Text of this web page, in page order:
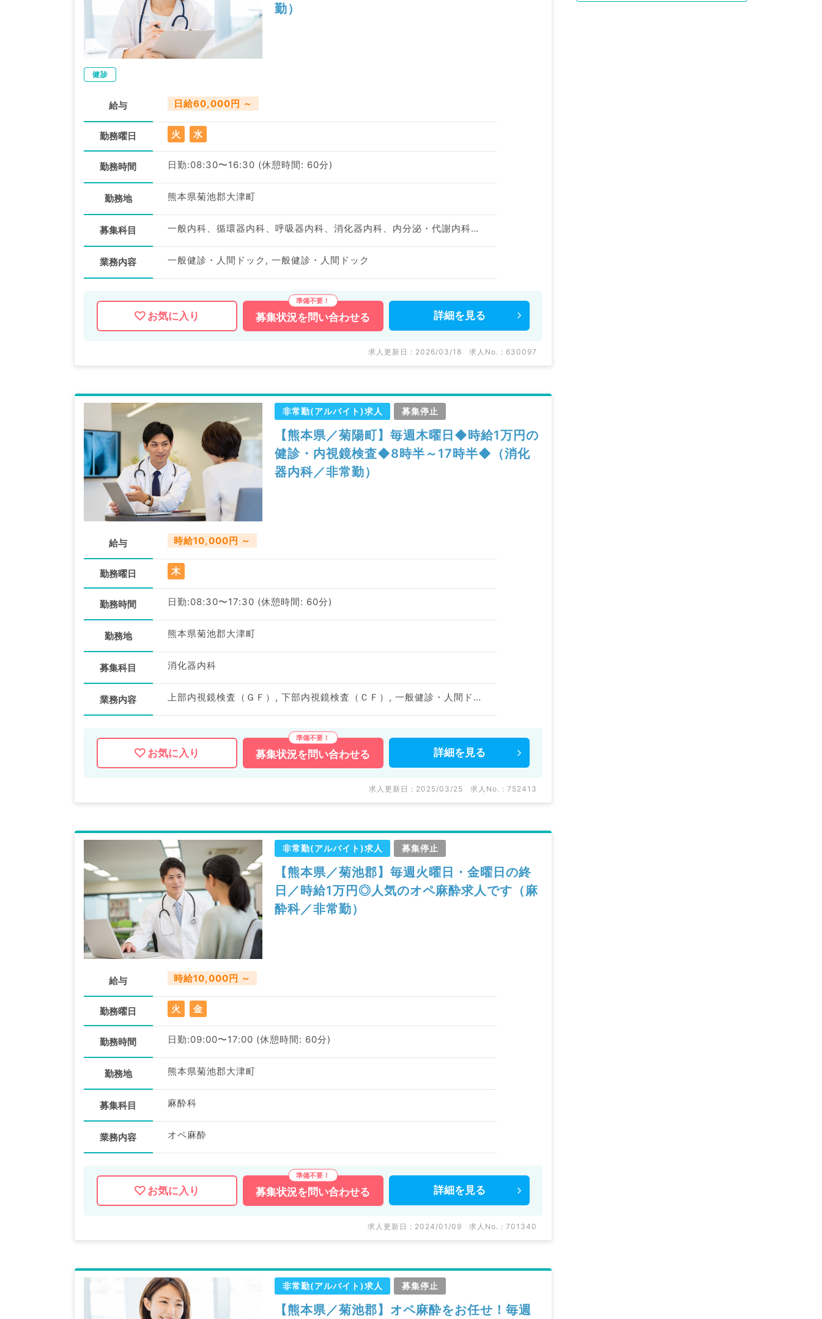
勤）
健診
給与 日給60,000円 ～
勤務曜日 火 水
勤務時間 日勤:08:30〜16:30 (休憩時間: 60分)
勤務地 熊本県菊池郡大津町
募集科目 一般内科、循環器内科、呼吸器内科、消化器内科、内分泌・代謝内科、腎臓内科、健診・人間ドック
業務内容 一般健診・人間ドック, 一般健診・人間ドック
お気に入り 募集状況を 問い合わせる 詳細を 見る
求人更新日 : 2026/03/18 求人No. : 630097
非常勤(アルバイト)求人 募集停止
【熊本県／菊陽町】毎週木曜日◆時給1万円の
健診・内視鏡検査◆8時半～17時半◆（消化
器内科／非常勤）
給与 時給10,000円 ～
勤務曜日 木
勤務時間 日勤:08:30〜17:30 (休憩時間: 60分)
勤務地 熊本県菊池郡大津町
募集科目 消化器内科
業務内容 上部内視鏡検査（ＧＦ）, 下部内視鏡検査（ＣＦ）, 一般健診・人間ドック
お気に入り 募集状況を 問い合わせる 詳細を 見る
求人更新日 : 2025/03/25 求人No. : 752413
非常勤(アルバイト)求人 募集停止
【熊本県／菊池郡】毎週火曜日・金曜日の終
日／時給1万円◎人気のオペ麻酔求人です（麻
酔科／非常勤）
給与 時給10,000円 ～
勤務曜日 火 金
勤務時間 日勤:09:00〜17:00 (休憩時間: 60分)
勤務地 熊本県菊池郡大津町
募集科目 麻酔科
業務内容 オペ麻酔
お気に入り 募集状況を 問い合わせる 詳細を 見る
求人更新日 : 2024/01/09 求人No. : 701340
非常勤(アルバイト)求人 募集停止
【熊本県／菊池郡】オペ麻酔をお任せ！毎週